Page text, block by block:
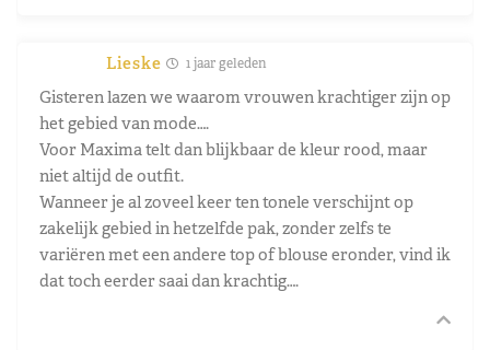
Lieske 1 jaar geleden
Gisteren lazen we waarom vrouwen krachtiger zijn op
het gebied van mode….
Voor Maxima telt dan blijkbaar de kleur rood, maar
niet altijd de outfit.
Wanneer je al zoveel keer ten tonele verschijnt op
zakelijk gebied in hetzelfde pak, zonder zelfs te
variëren met een andere top of blouse eronder, vind ik
dat toch eerder saai dan krachtig….